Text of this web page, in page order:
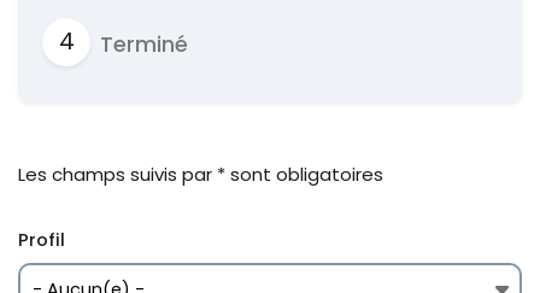
Terminé
Les champs suivis par * sont obligatoires
Profil